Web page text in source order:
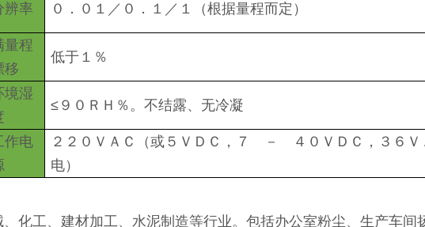
辨率 ０．０１／０．１／１（根据量程而定）
量程
移
低于１％
境湿
≤９０ＲＨ％。不结露、无冷凝
作电
２２０ＶＡＣ（或５ＶＤＣ，７ － ４０ＶＤＣ，３６Ｖ
电）
化工、建材加工、水泥制造等行业。包括办公室粉尘、生产车间